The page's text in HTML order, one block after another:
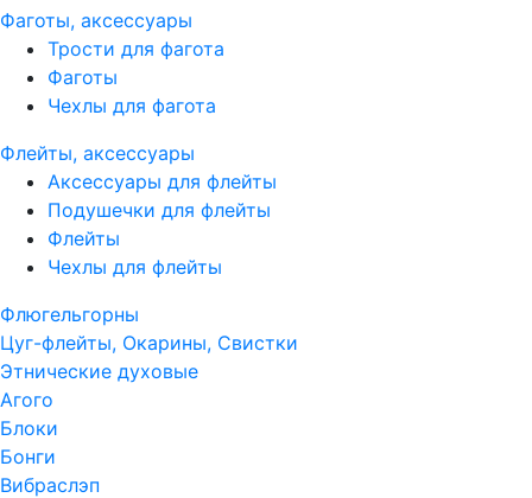
Фаготы, аксессуары
Трости для фагота
Фаготы
Чехлы для фагота
Флейты, аксессуары
Аксессуары для флейты
Подушечки для флейты
Флейты
Чехлы для флейты
Флюгельгорны
Цуг-флейты, Окарины, Свистки
Этнические духовые
Агого
Блоки
Бонги
Вибраслэп